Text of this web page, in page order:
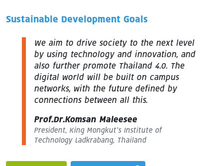
Sustainable Development Goals
We aim to drive society to the next level
by using technology and innovation, and
also further promote Thailand 4.0. The
digital world will be built on campus
networks, with the future defined by
connections between all this.
Prof.Dr.Komsan Maleesee
President, King Mongkut’s Institute of
Technology Ladkrabang, Thailand